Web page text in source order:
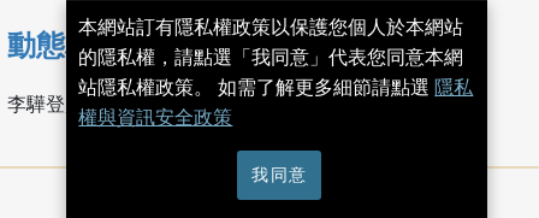
動態材料試驗機之電腦化控制設計
李驊登, 陳中城
本網站訂有隱私權政策以保護您個人於本網站
的隱私權，請點選「我同意」代表您同意本網
站隱私權政策。 如需了解更多細節請點選 隱私
權與資訊安全政策
我同意